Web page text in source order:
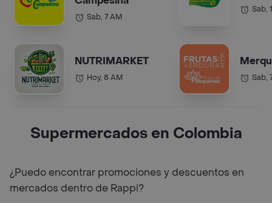
Sab, 7 AM
NUTRIMARKET
Hoy, 8 AM
Sab,
Sab,
Supermercados en Colombia
¿Puedo encontrar promociones y descuentos en
mercados dentro de Rappi?